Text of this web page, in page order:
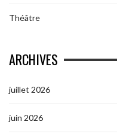
Théâtre
ARCHIVES
juillet 2026
juin 2026